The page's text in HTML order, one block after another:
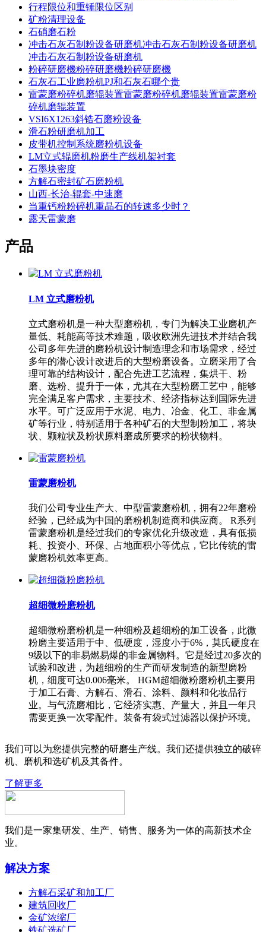
行程限位和重锤限位区别
矿粉清理设备
石硝磨石粉
冲击石灰石制粉设备研磨机冲击石灰石制粉设备研磨机
冲击石灰石制粉设备研磨机
粉碎研磨機粉碎研磨機粉碎研磨機
石灰石工业磨粉机PJ和石灰石哪个贵
雷蒙磨粉碎机磨辊装置雷蒙磨粉碎机磨辊装置雷蒙磨粉
碎机磨辊装置
VSI6X1263斜锆石磨粉设备
滑石粉研磨机加工
皮带机控制系统磨粉机设备
LM立式辊磨机粉磨生产线机架衬套
石墨块密度
方解石密封矿石磨粉机
山西-长治-辊套-中速磨
当重钙粉粉碎机重晶石的转速多少时？
露天雷蒙磨
产品
LM 立式磨粉机
立式磨粉机是一种大型磨粉机，专门为解决工业磨机产
量低、耗能高等技术难题，吸收欧洲先进技术并结合我
公司多年先进的磨粉机设计制造理念和市场需求，经过
多年的潜心设计改进后的大型粉磨设备。立磨采用了合
理可靠的结构设计，配合先进工艺流程，集烘干、粉
磨、选粉、提升于一体，尤其在大型粉磨工艺中，能够
完全满足客户需求，主要技术、经济指标达到国际先进
水平。可广泛应用于水泥、电力、冶金、化工、非金属
矿等行业，特别适用于各种矿石的大型制粉加工，将块
状、颗粒状及粉状原料磨成所要求的粉状物料。
雷蒙磨粉机
我们公司专业生产大、中型雷蒙磨粉机，拥有22年磨粉
经验，已经成为中国的磨粉机制造商和供应商。 R系列
雷蒙磨粉机是经过我们的专家优化升级改造，具有低损
耗、投资小、环保、占地面积小等优点，它比传统的雷
蒙磨粉机效率更高。
超细微粉磨粉机
超细微粉磨粉机是一种细粉及超细粉的加工设备，此微
粉磨主要适用于中、低硬度，湿度小于6%，莫氏硬度在
9级以下的非易燃易爆的非金属物料。它是经过20多次的
试验和改进，为超细粉的生产而研发制造的新型磨粉
机，细度可达0.006毫米。 HGM超细微粉磨粉机主要用
于加工石膏、方解石、滑石、涂料、颜料和化妆品行
业。与气流磨相比，它经济实惠、产量大，并且一年只
需要更换一次零配件。装备有袋式过滤器以保护环境。
我们可以为您提供完整的研磨生产线。我们还提供独立的破碎
机、磨机和选矿机及其备件。
了解更多
我们是一家集研发、生产、销售、服务为一体的高新技术企
业。
解决方案
方解石采矿和加工厂
建筑回收厂
金矿浓缩厂